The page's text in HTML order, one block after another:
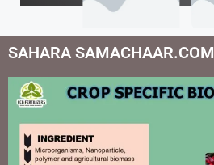
SAHARA SAMACHAAR.COM